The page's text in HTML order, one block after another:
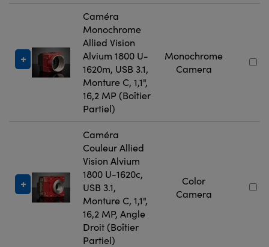
Caméra
Monochrome
Allied Vision
Alvium 1800 U-
1620m, USB 3.1,
Monture C, 1,1",
16,2 MP (Boîtier
Partiel)
Monochrome
Camera
Caméra
Couleur Allied
Vision Alvium
1800 U-1620c,
USB 3.1,
Monture C, 1,1",
16,2 MP, Angle
Droit (Boîtier
Partiel)
Color
Camera